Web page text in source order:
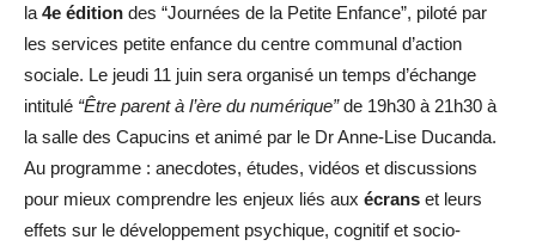
la 4e édition des “Journées de la Petite Enfance”, piloté par
les services petite enfance du centre communal d’action
sociale. Le jeudi 11 juin sera organisé un temps d’échange
intitulé “Être parent à l’ère du numérique”de 19h30 à 21h30 à
la salle des Capucins et animé par le Dr Anne-Lise Ducanda.
Au programme : anecdotes, études, vidéos et discussions
pour mieux comprendre les enjeux liés aux écrans et leurs
effets sur le développement psychique, cognitif et socio-